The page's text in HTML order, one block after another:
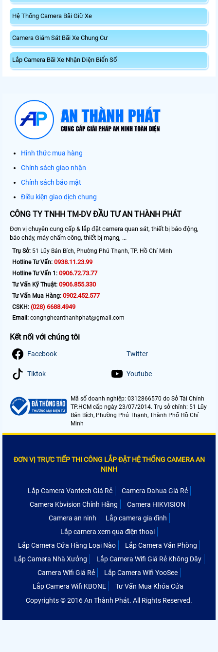
Hệ Thống Camera Bãi Giữ Xe
Camera Giám Sát Bãi Xe Chung Cư
Lắp Camera Bãi Xe Nhận Diện Biển Số
Hình thức mua hàng
Chính sách giao nhận
Chính sách bảo mật
Điều kiện giao dịch chung
CÔNG TY TNHH TM-DV ĐẦU TƯ AN THÀNH PHÁT
Đơn vị chuyên cung cấp & lắp đặt camera quan sát, thiết bị báo động,
báo cháy, máy chấm công, thiết bị mạng, ...
Trụ Sở: 51 Lũy Bán Bích, Phường Phú Thạnh, TP. Hồ Chí Minh
Hotline Tư Vấn: 0938.11.23.99
Hotline Tư Vấn 1: 0906.72.73.77
Tư Vấn Kỹ Thuật: 0906.855.330
Tư Vấn Mua Hàng: 0902.452.577
CSKH: (028) 6688.4949
Email: congngheanthanhphat@gmail.com
Kết nối với chúng tôi
Facebook Twitter
Tiktok Youtube
Mã số doanh nghiệp: 0312866570 do Sở Tài Chính
TP.HCM cấp ngày 23/07/2014. Trụ sở chính: 51 Lũy
Bán Bích, Phường Phú Thạnh, Thành Phố Hồ Chí
Minh
ĐƠN VỊ TRỰC TIẾP THI CÔNG LẮP ĐẶT HỆ THỐNG CAMERA AN
NINH
Lắp Camera Vantech Giá Rẻ
Camera Dahua Giá Rẻ
Camera Kbvision Chính Hãng
Camera HIKVISION
Camera an ninh
Lắp camera gia đình
Lắp camera xem qua điện thoại
Lắp Camera Cửa Hàng Loại Nào
Lắp Camera Văn Phòng
Lắp Camera Nhà Xưởng
Lắp Camera Wifi Giá Rẻ Không Dây
Camera Wifi Giá Rẻ
Lắp Camera Wifi YooSee
Lắp Camera Wifi KBONE
Tư Vấn Mua Khóa Cửa
Copyrights © 2016 An Thành Phát. All Rights Reserved.